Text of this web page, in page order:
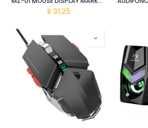
$ 31,25